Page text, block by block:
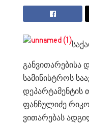
განვითარებისა
სამინისტროს
დეპარტამენტის
ფანჩულიძე
ვითარებას